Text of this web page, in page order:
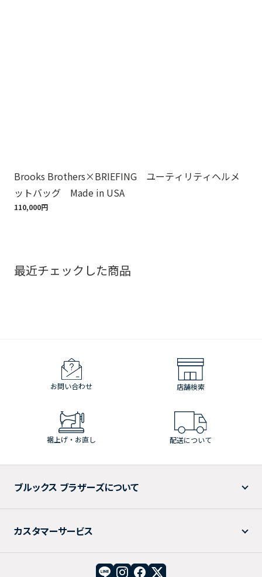
Brooks Brothers×BRIEFING ユーティリティヘルメ
ットバッグ Made in USA
110,000円
最近チェックした商品
お問い合わせ 店舗検索
裾上げ・お直し 配送について
ブルックス ブラザーズについて
カスタマーサービス